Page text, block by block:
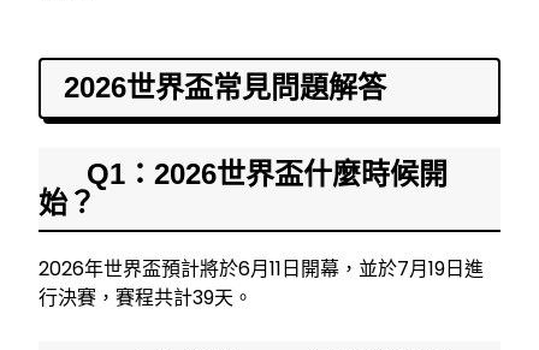
2026世界盃常見問題解答
Q1：2026世界盃什麼時候開
始？
2026年世界盃預計將於6月11日開幕，並於7月19日進
行決賽，賽程共計39天。